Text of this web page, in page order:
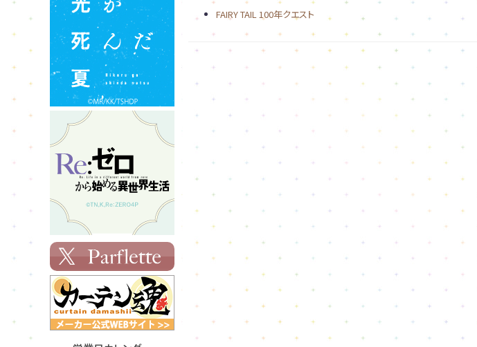
FAIRY TAIL 100年クエスト